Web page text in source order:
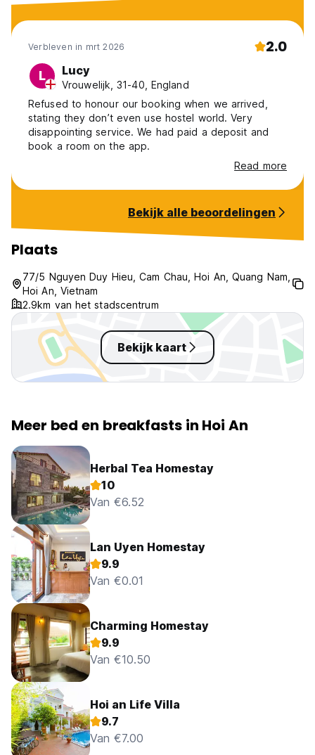
Verbleven in mrt 2026 2.0
L Lucy
Vrouwelijk, 31-40, England
Refused to honour our booking when we arrived,
stating they don’t even use hostel world. Very
disappointing service. We had paid a deposit and
book a room on the app.
Read more
Bekijk alle beoordelingen
Plaats
77/5 Nguyen Duy Hieu, Cam Chau, Hoi An, Quang Nam,
Hoi An, Vietnam
2.9km van het stadscentrum
Bekijk kaart
Meer bed en breakfasts in Hoi An
Herbal Tea Homestay
10
Van €6.52
Lan Uyen Homestay
9.9
Van €0.01
Charming Homestay
9.9
Van €10.50
Hoi an Life Villa
9.7
Van €7.00